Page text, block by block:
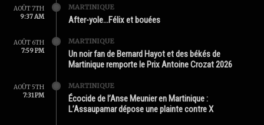
AOÛT 7TH
9:37 AM
MARTINIQUE
After-yole…Félix et bouées
AOÛT 6TH
7:59 PM
MARTINIQUE
Un noir fan de Bernard Hayot et des békés de
Martinique remporte le Prix Antoine Crozat 2026
AOÛT 5TH
7:31 PM
MARTINIQUE
Écocide de l’Anse Meunier en Martinique :
L’Assaupamar dépose une plainte contre X